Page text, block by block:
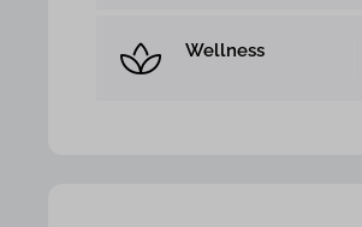
Wellness